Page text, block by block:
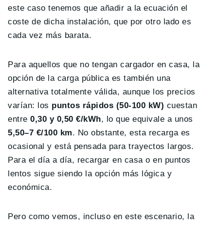
este caso tenemos que añadir a la ecuación el
coste de dicha instalación, que por otro lado es
cada vez más barata.
Para aquellos que no tengan cargador en casa, la
opción de la carga pública es también una
alternativa totalmente válida, aunque los precios
varían: los puntos rápidos (50-100 kW) cuestan
entre0,30 y 0,50 €/kWh, lo que equivale a unos
5,50–7 €/100 km. No obstante, esta recarga es
ocasional y está pensada para trayectos largos.
Para el día a día, recargar en casa o en puntos
lentos sigue siendo la opción más lógica y
económica.
Pero como vemos, incluso en este escenario, la